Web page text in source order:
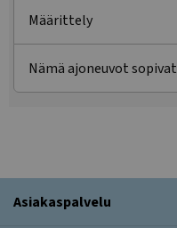
Määrittely
Nämä ajoneuvot sopivat
Asiakaspalvelu